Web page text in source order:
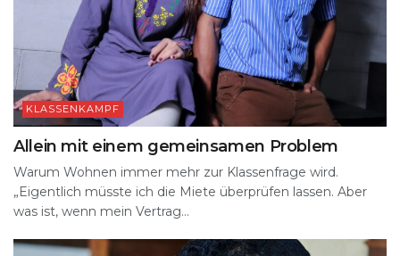
KLASSENKAMPF
Allein mit einem gemeinsamen Problem
Warum Wohnen immer mehr zur Klassenfrage wird.
„Eigentlich müsste ich die Miete überprüfen lassen. Aber
was ist, wenn mein Vertrag...